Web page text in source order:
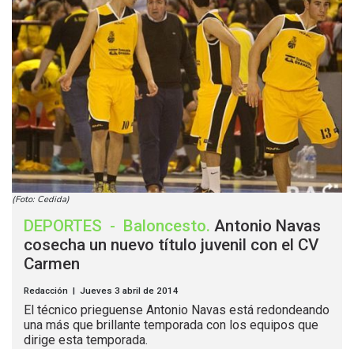
(Foto: Cedida)
DEPORTES - Baloncesto. Antonio Navas
cosecha un nuevo título juvenil con el CV
Carmen
Redacción | Jueves 3 abril de 2014
El técnico prieguense Antonio Navas está redondeando
una más que brillante temporada con los equipos que
dirige esta temporada.